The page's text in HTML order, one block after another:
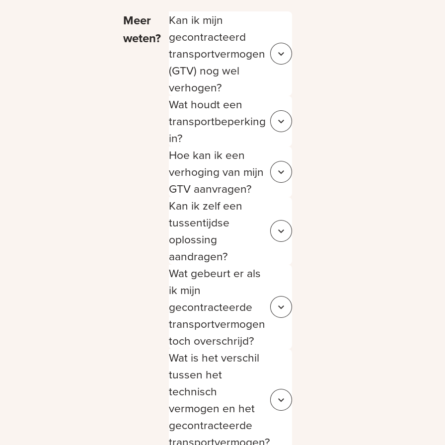
Meer
weten?
Kan ik mijn
gecontracteerd
transportvermogen
(GTV) nog wel
verhogen?
Sluit ebb5467c-a12a-4d5a-a2f3-7307cc605dcd
Wat houdt een
transportbeperking
in?
Sluit 02c92d50-0b9c-4eb3-b72e-34f0b3218b69
Hoe kan ik een
verhoging van mijn
GTV aanvragen?
Sluit efb80f16-3b1b-452d-acd9-c246f2dfb532
Kan ik zelf een
tussentijdse
oplossing
aandragen?
Sluit 080af8ec-285a-4db9-b48f-f99a4eb2e390
Wat gebeurt er als
ik mijn
gecontracteerde
transportvermogen
toch overschrijd?
Sluit f2213a9b-fde1-4b5b-b751-13b580e7056b
Wat is het verschil
tussen het
technisch
vermogen en het
gecontracteerde
Sluit 0fe815ac-e2c2-42fd-bc3f-2a39e230b2e5